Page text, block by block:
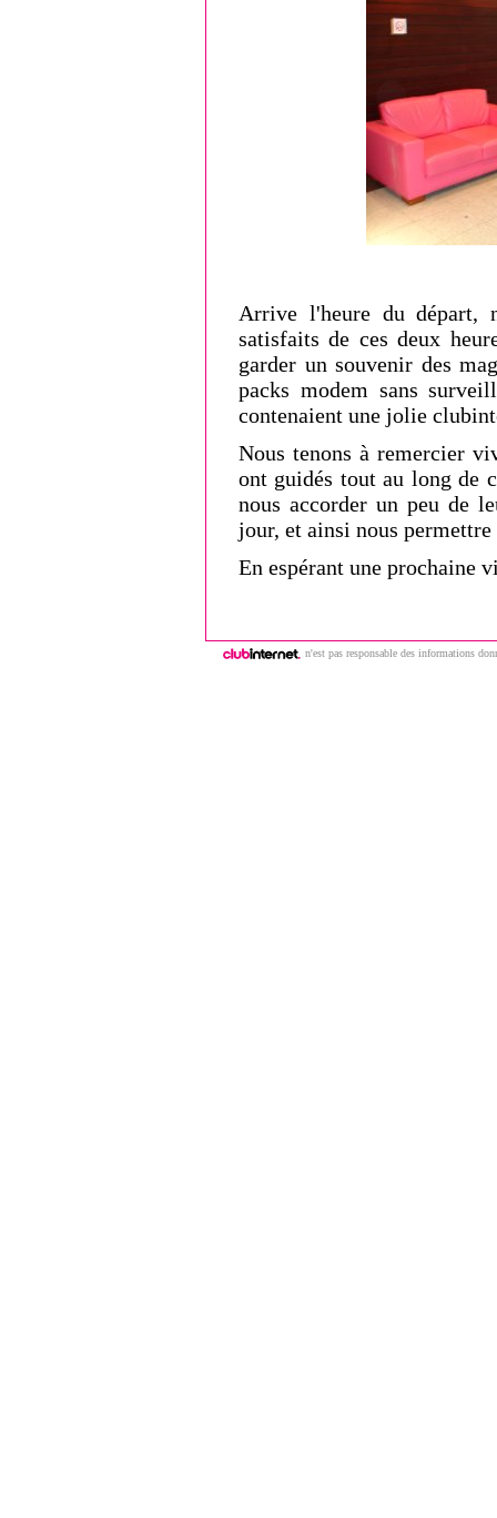
Arrive l'heure du départ,
satisfaits de ces deux
garder un souvenir des
packs modem sans
contenaient une jolie
Nous tenons à remercier
ont guidés tout au long de
nous accorder un peu de
jour, et ainsi nous
En espérant une prochaine
n'est pas responsable des informations